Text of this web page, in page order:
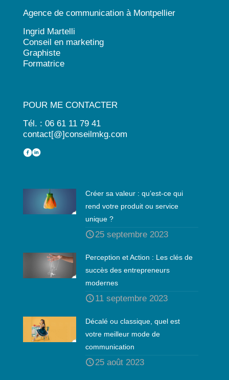
Agence de communication à Montpellier
Ingrid Martelli
Conseil en marketing
Graphiste
Formatrice
POUR ME CONTACTER
Tél. : 06 61 11 79 41
contact[@]conseilmkg.com
Créer sa valeur : qu’est-ce qui
rend votre produit ou service
unique ?
25 septembre 2023
Perception et Action : Les clés de
succès des entrepreneurs
modernes
11 septembre 2023
Décalé ou classique, quel est
votre meilleur mode de
communication
25 août 2023